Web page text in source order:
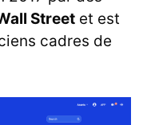
Street et est
cadres de